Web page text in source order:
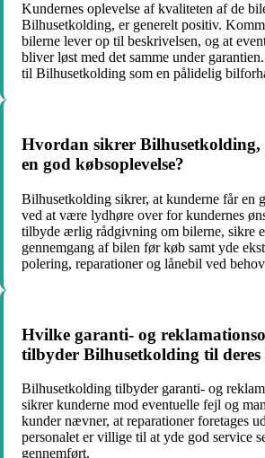
Kundernes oplevelse af kvaliteten af de
Bilhusetkolding, er generelt positiv.
bilerne lever op til beskrivelsen, og at
bliver løst med det samme under
til Bilhusetkolding som en pålidelig
Hvordan sikrer
en god købsoplevelse?
Bilhusetkolding sikrer, at kunderne får en
ved at være lydhøre over for kundernes
tilbyde ærlig rådgivning om bilerne, sikre
gennemgang af bilen før køb samt yde
polering, reparationer og lånebil ved
Hvilke garanti- og
tilbyder Bilhusetkolding til
Bilhusetkolding tilbyder garanti- og
sikrer kunderne mod eventuelle fejl og
kunder nævner, at reparationer foretages
personalet er villige til at yde god service
gennemført.